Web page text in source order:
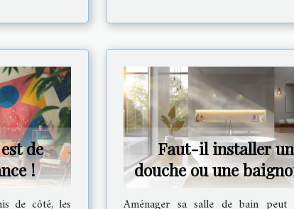
de
!
de côté, les
Faut-il installer
douche ou une
Aménager sa salle de bain